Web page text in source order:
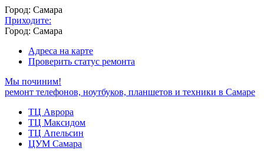
Город: Самара
Приходите:
Город: Самара
Адреса на карте
Проверить статус ремонта
Мы починим!
ремонт телефонов, ноутбуков, планшетов и техники в Самаре
ТЦ Аврора
ТЦ Максидом
ТЦ Апельсин
ЦУМ Самара